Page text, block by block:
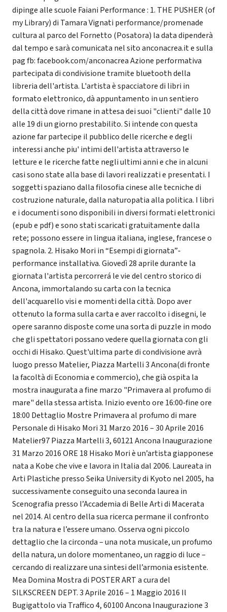
dipinge alle scuole Faiani Performance : 1. THE PUSHER (of
my Library) di Tamara Vignati performance/promenade
cultura al parco del Fornetto (Posatora) la data dipenderà
dal tempo e sarà comunicata nel sito anconacrea.it e sulla
pag fb: facebook.com/anconacrea Azione performativa
partecipata di condivisione tramite bluetooth della
libreria dell'artista. L'artista è spacciatore di libri in
formato elettronico, dà appuntamento in un sentiero
della città dove rimane in attesa dei suoi "clienti" dalle 10
alle 19 di un giorno prestabilito. Si intende con questa
azione far partecipe il pubblico delle ricerche e degli
interessi anche piu' intimi dell'artista attraverso le
letture e le ricerche fatte negli ultimi anni e che in alcuni
casi sono state alla base di lavori realizzati e presentati. I
soggetti spaziano dalla filosofia cinese alle tecniche di
costruzione naturale, dalla naturopatia alla politica. I libri
e i documenti sono disponibili in diversi formati elettronici
(epub e pdf) e sono stati scaricati gratuitamente dalla
rete; possono essere in lingua italiana, inglese, francese o
spagnola. 2. Hisako Mori in “Esempi di giornata”‐
performance installativa. Giovedì 28 aprile durante la
giornata l'artista percorrerá le vie del centro storico di
Ancona, immortalando su carta con la tecnica
dell'acquarello visi e momenti della città. Dopo aver
ottenuto la forma sulla carta e aver raccolto i disegni, le
opere saranno disposte come una sorta di puzzle in modo
che gli spettatori possano vedere quella giornata con gli
occhi di Hisako. Quest'ultima parte di condivisione avrà
luogo presso Matelier, Piazza Martelli 3 Ancona(di fronte
la facoltà di Economia e commercio), che già ospita la
mostra inaugurata a fine marzo "Primavera al profumo di
mare" della stessa artista. Inizio evento ore 16:00‐fine ore
18:00 Dettaglio Mostre Primavera al profumo di mare
Personale di Hisako Mori 31 Marzo 2016 – 30 Aprile 2016
Matelier97 Piazza Martelli 3, 60121 Ancona Inaugurazione
31 Marzo 2016 ORE 18 Hisako Mori è un’artista giapponese
nata a Kobe che vive e lavora in Italia dal 2006. Laureata in
Arti Plastiche presso Seika University di Kyoto nel 2005, ha
successivamente conseguito una seconda laurea in
Scenografia presso l’Accademia di Belle Arti di Macerata
nel 2014. Al centro della sua ricerca permane il confronto
tra la natura e l’essere umano. Osserva ogni piccolo
dettaglio che la circonda – una nota musicale, un profumo
della natura, un dolore momentaneo, un raggio di luce –
cercando di realizzare una sintesi dell’armonia esistente.
Mea Domina Mostra di POSTER ART a cura del
SILKSCREEN DEPT. 3 Aprile 2016 – 1 Maggio 2016 Il
Bugigattolo via Traffico 4, 60100 Ancona Inaugurazione 3